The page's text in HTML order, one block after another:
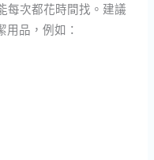
每次都花時間找。建議
品，例如：